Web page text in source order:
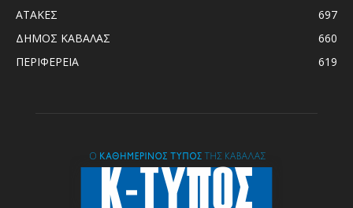
ΑΤΑΚΕΣ
697
ΔΗΜΟΣ ΚΑΒΑΛΑΣ
660
ΠΕΡΙΦΕΡΕΙΑ
619